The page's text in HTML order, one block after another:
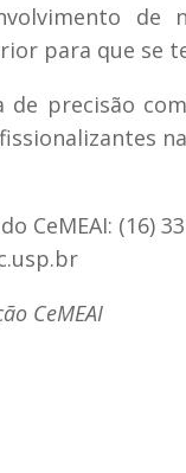
de
para que se
precisão
CeMEAI: (16)
CeMEAI